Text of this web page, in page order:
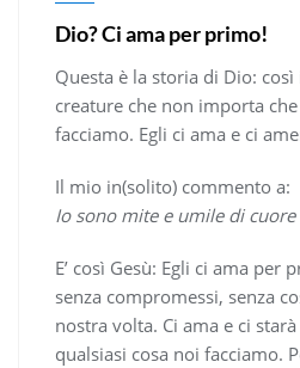
Dio? Ci ama per primo!
Questa è la storia di Dio:
creature che non importa
facciamo. Egli ci ama e ci
Il mio in(solito) commento a:
Io sono mite e umile di
E’ così Gesù: Egli ci ama per
senza compromessi, senza
nostra volta. Ci ama e ci
qualsiasi cosa noi facciamo.